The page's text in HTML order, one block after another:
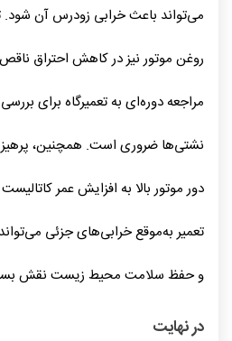
می‌تواند باعث خرابی زودرس آن شود.
روغن موتور نیز در کاهش احتراق
مراجعه دوره‌ای به تعمیرگاه برای
نشتی‌ها ضروری است. همچنین، پرهیز
دور موتور بالا به افزایش عمر
تعمیر به‌موقع خرابی‌های جزئی
و حفظ سلامت محیط زیست نقش
در نهایت